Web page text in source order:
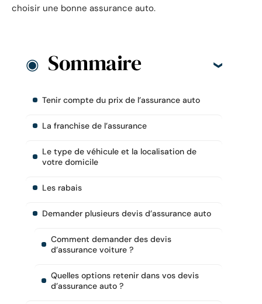
choisir une bonne assurance auto.
Sommaire
Tenir compte du prix de l’assurance auto
La franchise de l’assurance
Le type de véhicule et la localisation de
votre domicile
Les rabais
Demander plusieurs devis d’assurance auto
Comment demander des devis
d’assurance voiture ?
Quelles options retenir dans vos devis
d’assurance auto ?